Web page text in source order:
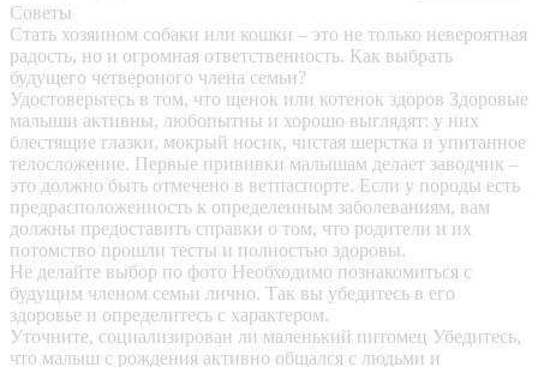
Советы
Стать хозяином собаки или кошки – это не только невероятная
радость, но и огромная ответственность. Как выбрать
будущего четвероного члена семьи?
Удостоверьтесь в том, что щенок или котенок здоров Здоровые
малыши активны, любопытны и хорошо выглядят: у них
блестящие глазки, мокрый носик, чистая шерстка и упитанное
телосложение. Первые прививки малышам делает заводчик –
это должно быть отмечено в ветпаспорте. Если у породы есть
предрасположенность к определенным заболеваниям, вам
должны предоставить справки о том, что родители и их
потомство прошли тесты и полностью здоровы.
Не делайте выбор по фото Необходимо познакомиться с
будущим членом семьи лично. Так вы убедитесь в его
здоровье и определитесь с характером.
Уточните, социализирован ли маленький питомец Убедитесь,
что малыш с рождения активно общался с людьми и